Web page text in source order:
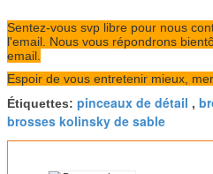
Sentez-vous svp libre pour nous
l'email. Nous vous répondrons
email.
Espoir de vous entretenir mieux,
Étiquettes: pinceaux de détail ,
brosses kolinsky de sable